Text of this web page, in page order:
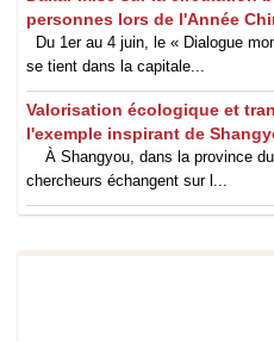
personnes lors de l'Année
Du 1er au 4 juin, le « Dialogue
se tient dans la capitale...
Valorisation écologique et
l'exemple inspirant de
À Shangyou, dans la province
chercheurs échangent sur l...